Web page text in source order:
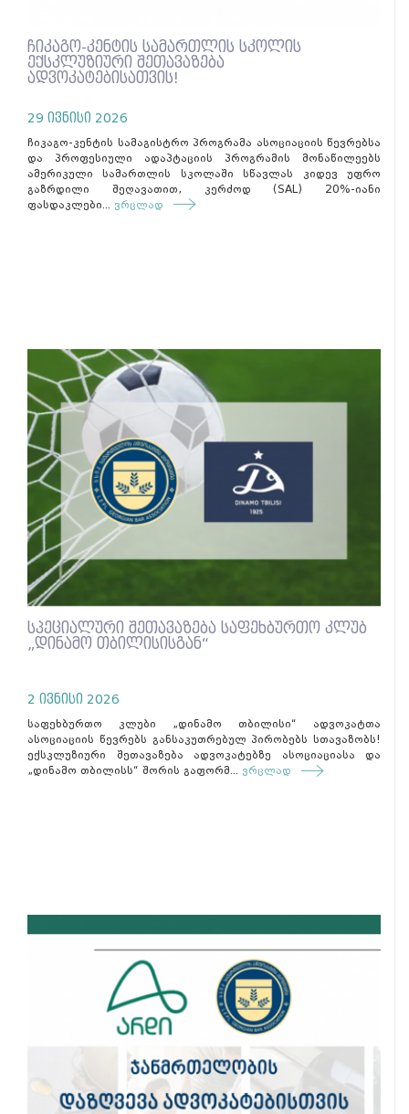
ჩიკაგო-კენტის სამართლის სკოლის
ექსკლუზიური შეთავაზება
ადვოკატებისათვის!
29 ივნისი 2026
ჩიკაგო-კენტის სამაგისტრო პროგრამა ასოციაციის წევრებსა
და პროფესიული ადაპტაციის პროგრამის მონაწილეებს
ამერიკული სამართლის სკოლაში სწავლას კიდევ უფრო
გაზრდილი შეღავათით, კერძოდ (SAL) 20%-იანი
ფასდაკლები... ვრცლად
სპეციალური შეთავაზება საფეხბურთო კლუბ
„დინამო თბილისისგან“
2 ივნისი 2026
საფეხბურთო კლუბი „დინამო თბილისი“ ადვოკატთა
ასოციაციის წევრებს განსაკუთრებულ პირობებს სთავაზობს!
ექსკლუზიური შეთავაზება ადვოკატებზე ასოციაციასა და
„დინამო თბილისს“ შორის გაფორმ... ვრცლად